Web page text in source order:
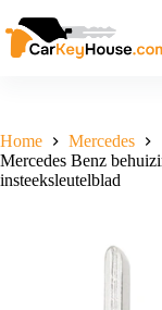
naar
de
Home
Mercedes
Mercedes Benz
insteeksleutelblad